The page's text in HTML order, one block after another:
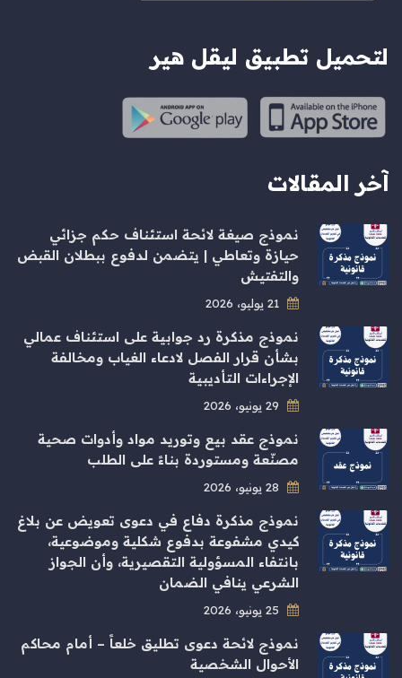
لتحميل تطبيق ليقل هير
آخر المقالات
نموذج صيغة لائحة استئناف حكم جزائي
حيازة وتعاطي | يتضمن لدفوع ببطلان القبض
والتفتيش
نموذج مذكرة رد جوابية على استئناف عمالي
بشأن قرار الفصل لادعاء الغياب ومخالفة
الإجراءات التأديبية
نموذج عقد بيع وتوريد مواد وأدوات صحية
مصنّعة ومستوردة بناءً على الطلب
نموذج مذكرة دفاع في دعوى تعويض عن بلاغ
كيدي مشفوعة بدفوع شكلية وموضوعية،
بانتفاء المسؤولية التقصيرية، وأن الجواز
الشرعي ينافي الضمان
نموذج لائحة دعوى تطليق خلعاً – أمام محاكم
الأحوال الشخصية